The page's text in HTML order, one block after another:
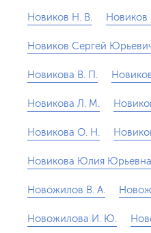
Новиков Н. В. Новиков
Новиков Сергей
Новикова В. П.
Новикова Л. М.
Новикова О. Н.
Новикова Юлия Юрьевна
Новожилов В. А.
Новожилова И. Ю.